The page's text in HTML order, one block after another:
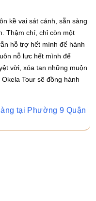
kề vai sát cánh, sẵn sàng
Thậm chí, chỉ còn một
hỗ trợ hết mình để hành
nỗ lực hết mình để
vời, xóa tan những muộn
Tour sẽ đồng hành
tại Phường 9 Quận